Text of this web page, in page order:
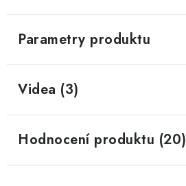
Parametry produktu
Videa (3)
Hodnocení produktu (20)